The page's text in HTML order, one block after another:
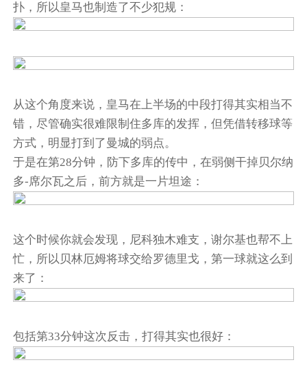
扑，所以皇马也制造了不少犯规：
从这个角度来说，皇马在上半场的中段打得其实相当不
错，尽管确实很难限制住多库的发挥，但凭借转移球等
方式，明显打到了曼城的弱点。
于是在第28分钟，防下多库的传中，在弱侧干掉贝尔纳
多-席尔瓦之后，前方就是一片坦途：
这个时候你就会发现，尼科独木难支，谢尔基也帮不上
忙，所以贝林厄姆将球交给罗德里戈，第一球就这么到
来了：
包括第33分钟这次反击，打得其实也很好：